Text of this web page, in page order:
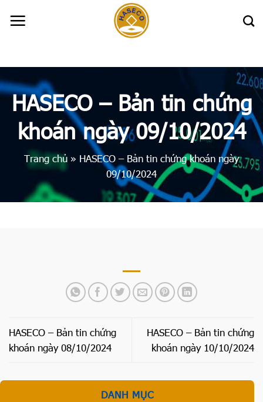
HASECO – Bản tin chứng
khoán ngày 09/10/2024
Trang chủ » HASECO – Bản tin chứng khoán ngày
09/10/2024
HASECO – Bản tin chứng
khoán ngày 08/10/2024
HASECO – Bản tin chứng
khoán ngày 10/10/2024
DANH MỤC